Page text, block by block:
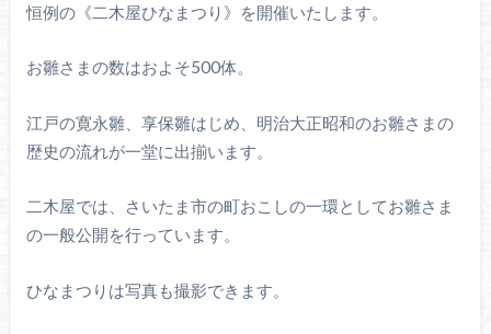
恒例の《二木屋ひなまつり》を開催いたします。
お雛さまの数はおよそ500体。
江戸の寛永雛、享保雛はじめ、明治大正昭和のお雛さまの
歴史の流れが一堂に出揃います。
二木屋では、さいたま市の町おこしの一環としてお雛さま
の一般公開を行っています。
ひなまつりは写真も撮影できます。